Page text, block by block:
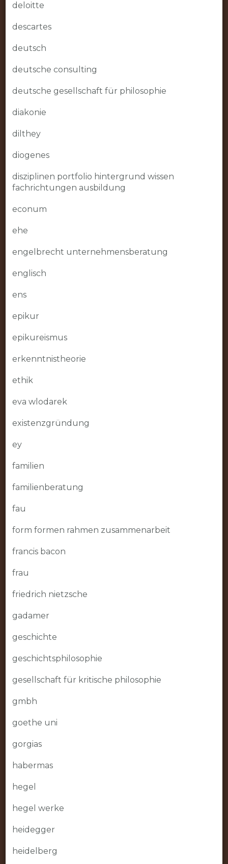
deloitte
descartes
deutsch
deutsche consulting
deutsche gesellschaft für philosophie
diakonie
dilthey
diogenes
disziplinen portfolio hintergrund wissen
fachrichtungen ausbildung
econum
ehe
engelbrecht unternehmensberatung
englisch
ens
epikur
epikureismus
erkenntnistheorie
ethik
eva wlodarek
existenzgründung
ey
familien
familienberatung
fau
form formen rahmen zusammenarbeit
francis bacon
frau
friedrich nietzsche
gadamer
geschichte
geschichtsphilosophie
gesellschaft für kritische philosophie
gmbh
goethe uni
gorgias
habermas
hegel
hegel werke
heidegger
heidelberg